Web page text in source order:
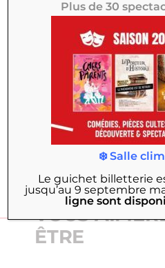
Votre avis
VOUS
ÊTRE
Plus de 30
❄️ Salle
Le guichet billetterie
jusqu’au 9 septembre
ligne sont